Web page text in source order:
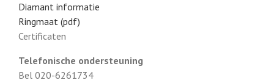
Diamant informatie
Ringmaat (pdf)
Certificaten
Telefonische ondersteuning
Bel 020-6261734